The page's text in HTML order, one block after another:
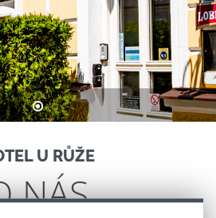
U RŮŽE
NÁS